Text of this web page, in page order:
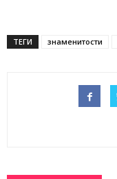
ТЕГИ знаменитости